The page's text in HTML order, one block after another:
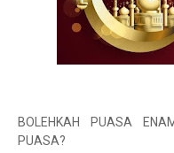
BOLEHKAH PUASA
PUASA?